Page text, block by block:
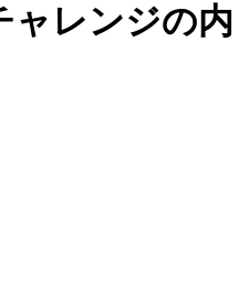
ャレンジの内